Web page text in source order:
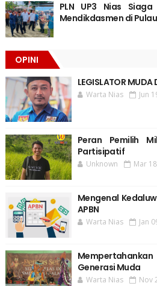
PLN UP3 Nias
Mendikdasmen di
OPINI
LEGISLATOR MUDA
Warta Nias Jun
Peran Pemilih
Partisipatif
Unknown Mar
Mengenal
APBN
Warta Nias Jan
Generasi Muda
Warta Nias Nov